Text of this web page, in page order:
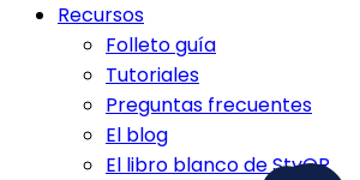
Recursos
Folleto guía
Tutoriales
Preguntas frecuentes
El blog
El libro blanco de StyQR